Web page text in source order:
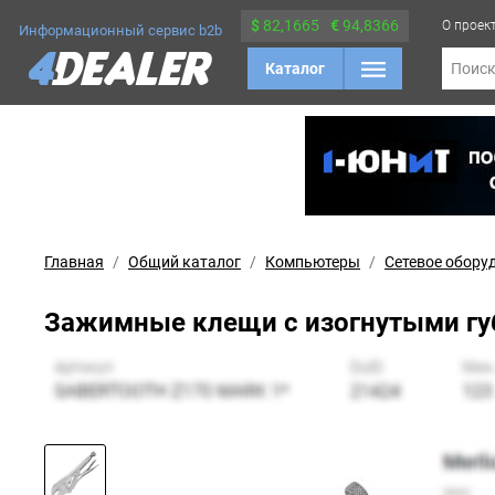
Информационный сервис b2b $ 82,1665 €94,8366
Каталог
О
Поиск
Главная Общий каталог Компьютеры Сетевое
Зажимные клещи с изогнутыми